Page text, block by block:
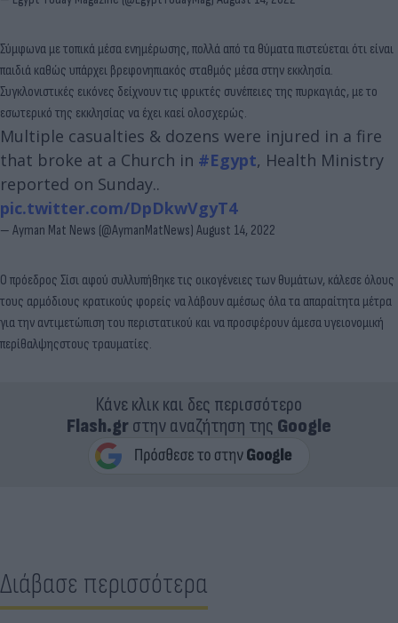
Σύμφωνα με τοπικά μέσα ενημέρωσης, πολλά από τα θύματα πιστεύεται ότι είναι
παιδιά καθώς υπάρχει βρεφονηπιακός σταθμός μέσα στην εκκλησία.
Συγκλονιστικές εικόνες δείχνουν τις φρικτές συνέπειες της πυρκαγιάς, με το
εσωτερικό της εκκλησίας να έχει καεί ολοσχερώς.
Multiple casualties & dozens were injured in a fire
that broke at a Church in #Egypt, Health Ministry
reported on Sunday..
pic.twitter.com/DpDkwVgyT4
— Ayman Mat News (@AymanMatNews) August 14, 2022
Ο πρόεδρος Σίσι αφού συλλυπήθηκε τις οικογένειες των θυμάτων, κάλεσε όλους
τους αρμόδιους κρατικούς φορείς να λάβουν αμέσως όλα τα απαραίτητα μέτρα
για την αντιμετώπιση του περιστατικού και να προσφέρουν άμεσα υγειονομική
περίθαλψηςστους τραυματίες.
Κάνε κλικ και δες περισσότερο
Flash.grστην αναζήτηση της Google
Διάβασε περισσότερα